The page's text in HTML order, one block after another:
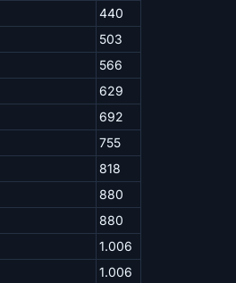
440
503
566
629
692
755
818
880
880
1.006
1.006